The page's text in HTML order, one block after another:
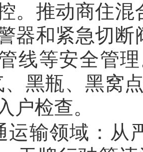
。推动商住
器和紧急切
线等安全管
、黑瓶、黑窝
户检查。
运输领域：从